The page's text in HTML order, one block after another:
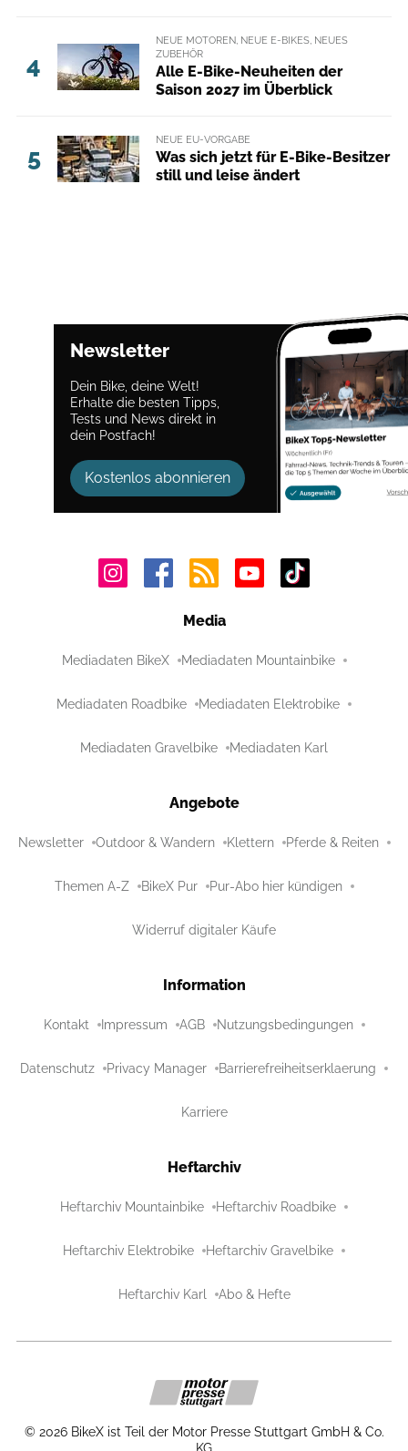
4
NEUE MOTOREN, NEUE E-BIKES, NEUES
ZUBEHÖR
Alle E-Bike-Neuheiten der
Saison 2027 im Überblick
5
NEUE EU-VORGABE
Was sich jetzt für E-Bike-Besitzer
still und leise ändert
Newsletter
Dein Bike, deine Welt!
Erhalte die besten Tipps,
Tests und News direkt in
dein Postfach!
Kostenlos abonnieren
Media
Mediadaten BikeX Mediadaten Mountainbike
Mediadaten Roadbike Mediadaten Elektrobike
Mediadaten Gravelbike Mediadaten Karl
Angebote
Newsletter Outdoor & Wandern Klettern Pferde & Reiten
Themen A-Z BikeX Pur Pur-Abo hier kündigen
Widerruf digitaler Käufe
Information
Kontakt Impressum AGB Nutzungsbedingungen
Datenschutz Privacy Manager Barrierefreiheitserklaerung
Karriere
Heftarchiv
Heftarchiv Mountainbike Heftarchiv Roadbike
Heftarchiv Elektrobike Heftarchiv Gravelbike
Heftarchiv Karl Abo & Hefte
© 2026 BikeX ist Teil der Motor Presse Stuttgart GmbH & Co.